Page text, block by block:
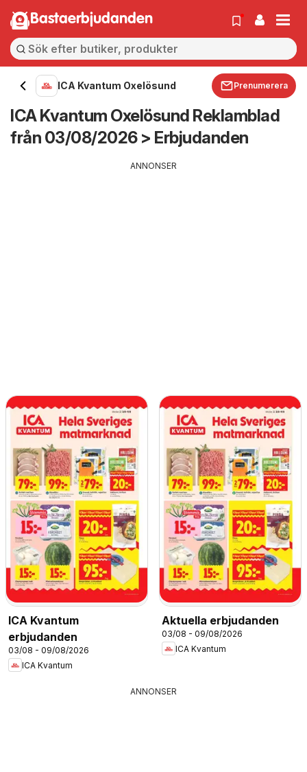
Bastaerbjudanden
ICA Kvantum Oxelösund Prenumerera
ICA Kvantum Oxelösund Reklamblad
från 03/08/2026 > Erbjudanden
ANNONSER
ICA Kvantum
erbjudanden
03/08 - 09/08/2026
ICA Kvantum
Aktuella erbjudanden
03/08 - 09/08/2026
ICA Kvantum
ANNONSER